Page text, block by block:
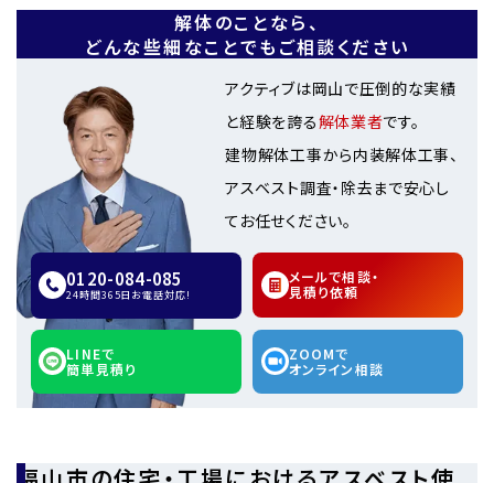
解体のことなら、
どんな些細なことでもご相談ください
アクティブは岡山で圧倒的な実績
と経験を誇る解体業者です。
建物解体工事から内装解体工事、
アスベスト調査・除去まで安心し
てお任せください。
0120-084-085
24時間365日お電話対応!
メールで相談・
見積り依頼
LINEで
簡単見積り
ZOOMで
オンライン相談